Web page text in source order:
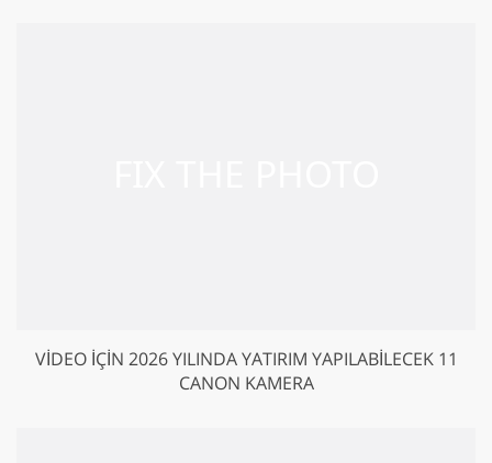
VIDEO IÇIN 2026 YILINDA YATIRIM YAPILABILECEK 11
CANON KAMERA